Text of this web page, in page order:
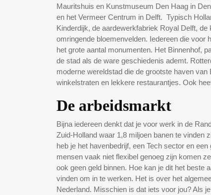
Mauritshuis en Kunstmuseum Den Haag in
en het Vermeer Centrum in Delft. Typisch
Kinderdijk, de aardewerkfabriek Royal Delft,
omringende bloemenvelden. Iedereen die voor
het grote aantal monumenten. Het Binnenhof,
de stad als de ware geschiedenis ademt.
moderne wereldstad die de grootste haven
winkelstraten en lekkere restaurantjes. Ook
De arbeidsmarkt
Bijna iedereen denkt dat je voor werk in de
Zuid-Holland waar 1,8 miljoen banen te vinden
heb je het havenbedrijf, een Tech sector en
mensen vaak niet flexibel genoeg zijn komen
ook geen geld binnen. Hoe kan je dit het beste
vinden om in te werken. Het is over het
Nederland. Misschien is dat iets voor jou? Als